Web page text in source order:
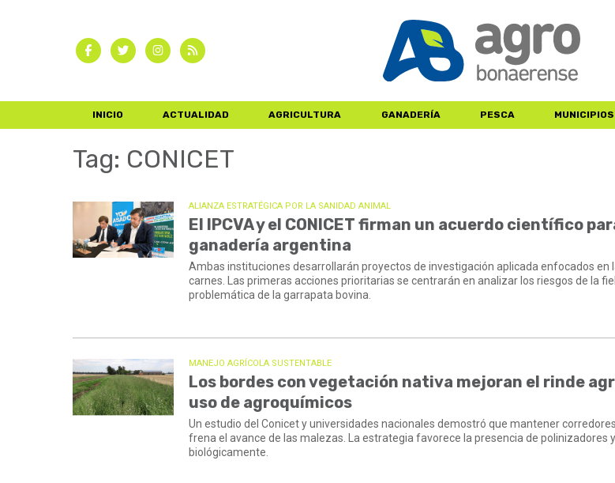
INICIO ACTUALIDAD AGRICULTURA GANADERÍA PESCA MUNICIPIOS
Tag: CONICET
ALIANZA ESTRATÉGICA POR LA SANIDAD ANIMAL
El IPCVA y el CONICET firman un acuerdo científico
ganadería argentina
Ambas instituciones desarrollarán proyectos de investigación aplicada enfocados en
carnes. Las primeras acciones prioritarias se centrarán en analizar los riesgos de la
problemática de la garrapata bovina.
MANEJO AGRÍCOLA SUSTENTABLE
Los bordes con vegetación nativa mejoran el rinde
uso de agroquímicos
Un estudio del Conicet y universidades nacionales demostró que mantener
frena el avance de las malezas. La estrategia favorece la presencia de polinizadores
biológicamente.